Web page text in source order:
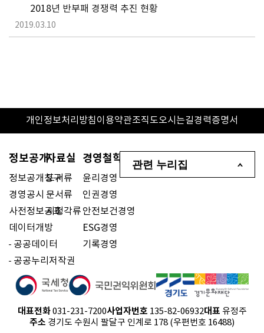
2018년 반부패 경쟁력 추진 현황
2019.03.10
개인정보처리방침이용약관조직도오시는길경력증명서
대표전화 031-231-7200사업자번호 135-82-06932대표 유정주
주소 경기도 수원시 팔달구 인계로 178 (우편번호 16488)
정보공개
정보공개청구
경영공시
사전정보공표
데이터개방
공공데이터
공공누리저작권
자료실
도서류
문서류
시청각류
경영철학
윤리경영
인권경영
안전보건경영
ESG경영
기록경영
관련 누리집